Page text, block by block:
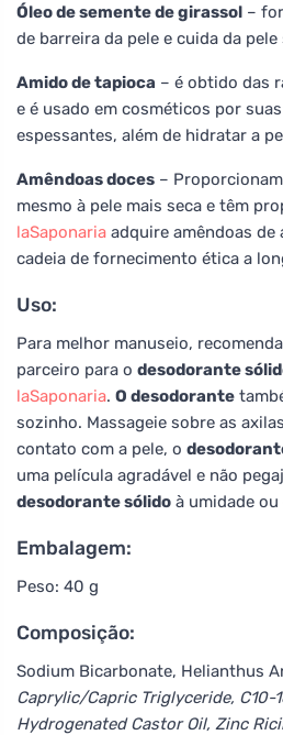
Óleo de semente de girassol –
de barreira da pele e cuida da pele
Amido de tapioca – é obtido das
e é usado em cosméticos por
espessantes, além de hidratar a
Amêndoas doces –
mesmo à pele mais seca e têm
laSaponaria adquire amêndoas de
cadeia de fornecimento ética a
Uso:
Para melhor manuseio,
parceiro para o desodorante
laSaponaria. O desodorante
sozinho. Massageie sobre as
contato com a pele, o
uma película agradável e não
desodorante sólido à umidade
Embalagem:
Peso: 40 g
Composição:
Sodium Bicarbonate, Helianthus
Caprylic/Capric Triglyceride, C10-
Hydrogenated Castor Oil, Zinc